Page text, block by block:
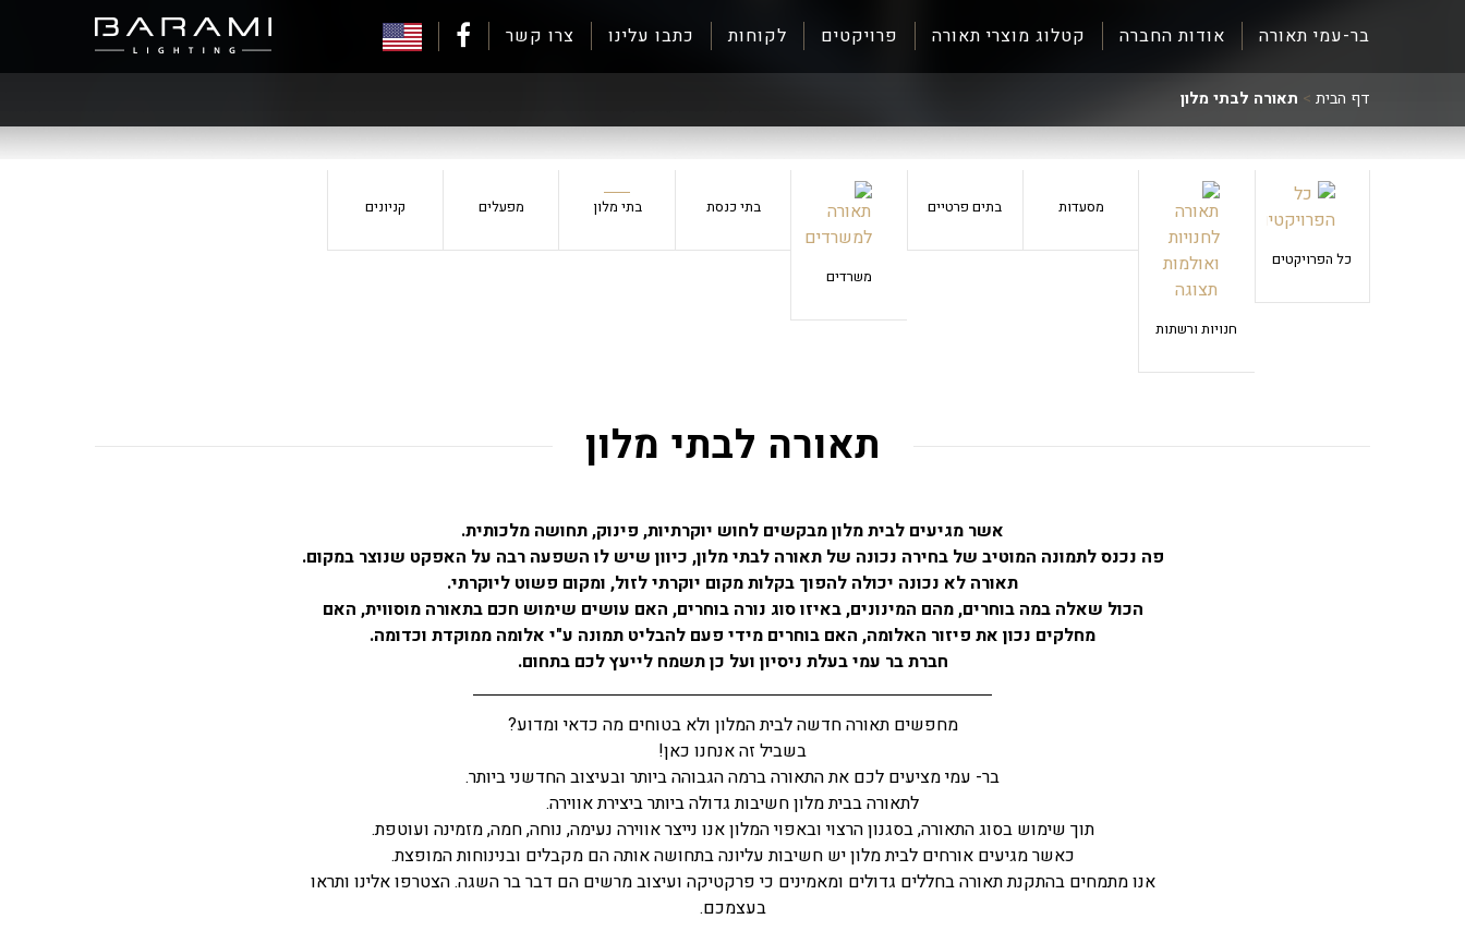
בר-עמי תאורה אודות החברה קטלוג מוצרי תאורה פרויקטים לקוחות כתבו עלינו צרו קשר
עמי
דף הבית > תאורה לבתי מלון
כל הפרויקטים
חנויות ורשתות
מסעדות בתים פרטיים
משרדים
בתי כנסת בתי מלון מפעלים קניונים
תאורה לבתי מלון
אשר מגיעים לבית מלון מבקשים לחוש יוקרתיות, פינוק, תחושה מלכותית.
פה נכנס לתמונה המוטיב של בחירה נכונה של תאורה לבתי מלון, כיוון שיש לו השפעה רבה על האפקט שנוצר במקום.
תאורה לא נכונה יכולה להפוך בקלות מקום יוקרתי לזול, ומקום פשוט ליוקרתי.
הכול שאלה במה בוחרים, מהם המינונים, באיזו סוג נורה בוחרים, האם עושים שימוש חכם בתאורה מוסווית, האם
מחלקים נכון את פיזור האלומה, האם בוחרים מידי פעם להבליט תמונה ע"י אלומה ממוקדת וכדומה.
חברת בר עמי בעלת ניסיון ועל כן תשמח לייעץ לכם בתחום.
מחפשים תאורה חדשה לבית המלון ולא בטוחים מה כדאי ומדוע?
בשביל זה אנחנו כאן!
בר- עמי מציעים לכם את התאורה ברמה הגבוהה ביותר ובעיצוב החדשני ביותר.
לתאורה בבית מלון חשיבות גדולה ביותר ביצירת אווירה.
תוך שימוש בסוג התאורה, בסגנון הרצוי ובאפוי המלון אנו נייצר אווירה נעימה, נוחה, חמה, מזמינה ועוטפת.
כאשר מגיעים אורחים לבית מלון יש חשיבות עליונה בתחושה אותה הם מקבלים ובנינוחות המופצת.
אנו מתמחים בהתקנת תאורה בחללים גדולים ומאמינים כי פרקטיקה ועיצוב מרשים הם דבר בר השגה. הצטרפו אלינו ותראו
בעצמכם.